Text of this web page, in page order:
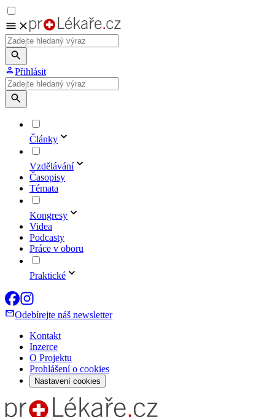
Přihlásit
Články
Vzdělávání
Časopisy
Témata
Kongresy
Videa
Podcasty
Práce v oboru
Praktické
Odebírejte náš newsletter
Kontakt
Inzerce
O Projektu
Prohlášení o cookies
Nastavení cookies